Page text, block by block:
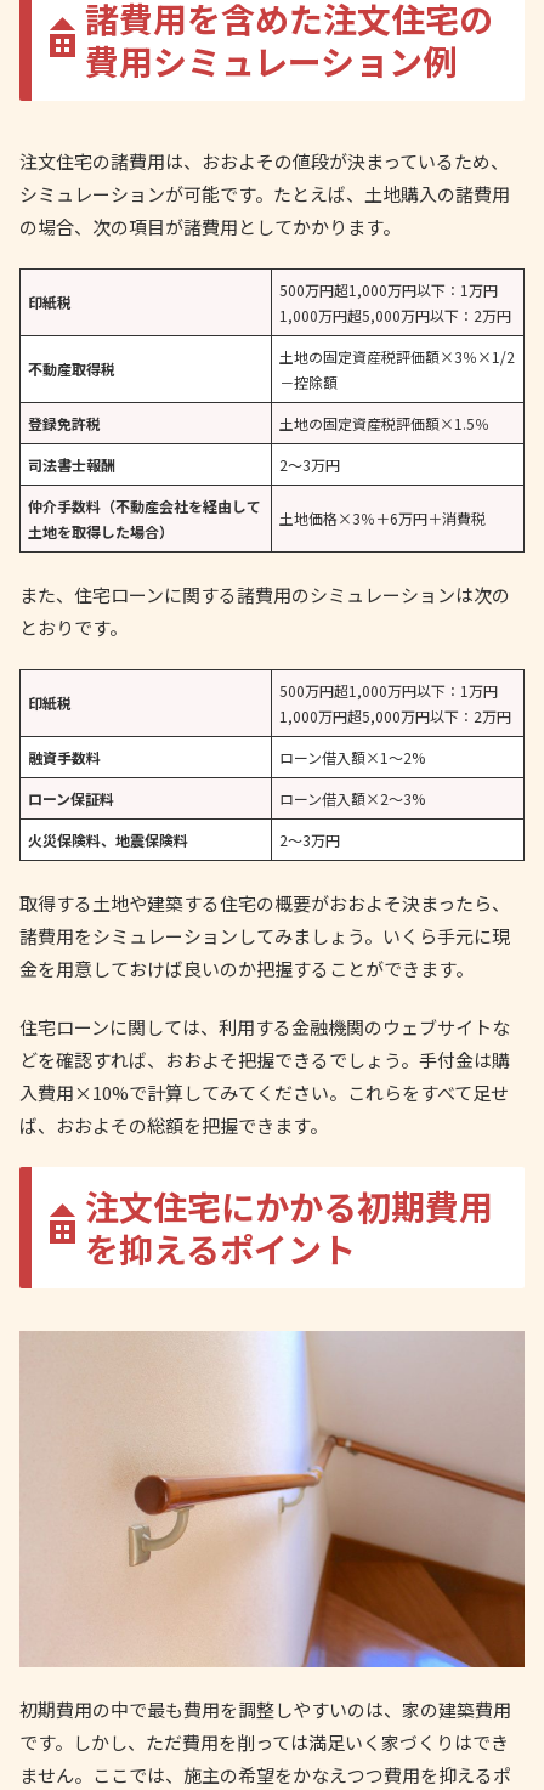
諸費用を含めた注文住宅の
費用シミュレーション例
注文住宅の諸費用は、おおよその値段が決まっているため、
シミュレーションが可能です。たとえば、土地購入の諸費用
の場合、次の項目が諸費用としてかかります。
印紙税
500万円超1,000万円以下：1万円
1,000万円超5,000万円以下：2万円
不動産取得税
土地の固定資産税評価額×3％×1/2
－控除額
登録免許税
土地の固定資産税評価額×1.5％
司法書士報酬
2～3万円
仲介手数料（不動産会社を経由して
土地を取得した場合）
土地価格×3％＋6万円＋消費税
また、住宅ローンに関する諸費用のシミュレーションは次の
とおりです。
印紙税
500万円超1,000万円以下：1万円
1,000万円超5,000万円以下：2万円
融資手数料
ローン借入額×1～2%
ローン保証料
ローン借入額×2～3%
火災保険料、地震保険料
2～3万円
取得する土地や建築する住宅の概要がおおよそ決まったら、
諸費用をシミュレーションしてみましょう。いくら手元に現
金を用意しておけば良いのか把握することができます。
住宅ローンに関しては、利用する金融機関のウェブサイトな
どを確認すれば、おおよそ把握できるでしょう。手付金は購
入費用×10%で計算してみてください。これらをすべて足せ
ば、おおよその総額を把握できます。
注文住宅にかかる初期費用
を抑えるポイント
初期費用の中で最も費用を調整しやすいのは、家の建築費用
です。しかし、ただ費用を削っては満足いく家づくりはでき
ません。ここでは、施主の希望をかなえつつ費用を抑えるポ